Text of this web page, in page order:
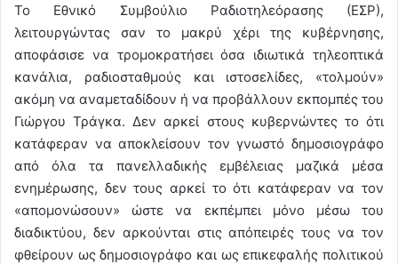
Το Εθνικό Συμβούλιο Ραδιοτηλεόρασης (ΕΣΡ),
λειτουργώντας σαν το μακρύ χέρι της κυβέρνησης,
αποφάσισε να τρομοκρατήσει όσα ιδιωτικά τηλεοπτικά
κανάλια, ραδιοσταθμούς και ιστοσελίδες, «τολμούν»
ακόμη να αναμεταδίδουν ή να προβάλλουν εκπομπές του
Γιώργου Τράγκα. Δεν αρκεί στους κυβερνώντες το ότι
κατάφεραν να αποκλείσουν τον γνωστό δημοσιογράφο
από όλα τα πανελλαδικής εμβέλειας μαζικά μέσα
ενημέρωσης, δεν τους αρκεί το ότι κατάφεραν να τον
«απομονώσουν» ώστε να εκπέμπει μόνο μέσω του
διαδικτύου, δεν αρκούνται στις απόπειρές τους να τον
φθείρουν ως δημοσιογράφο και ως επικεφαλής πολιτικού